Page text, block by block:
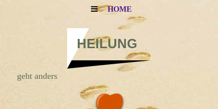
HOME
HEILUNG
geht anders